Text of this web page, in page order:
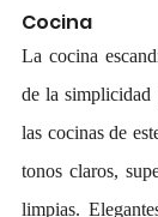
Cocina
La cocina
de la
las cocinas de
tonos claros,
limpias.